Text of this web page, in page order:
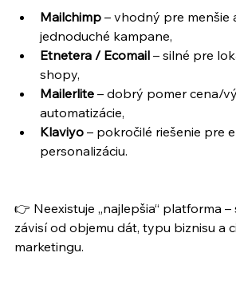
Mailchimp – vhodný pre menšie
jednoduché kampane,
Etnetera / Ecomail – silné pre
shopy,
Mailerlite – dobrý pomer cena/
automatizácie,
Klaviyo – pokročilé riešenie pre
personalizáciu.
👉 Neexistuje „najlepšia“ platforma
závisí od objemu dát, typu biznisu a
marketingu.